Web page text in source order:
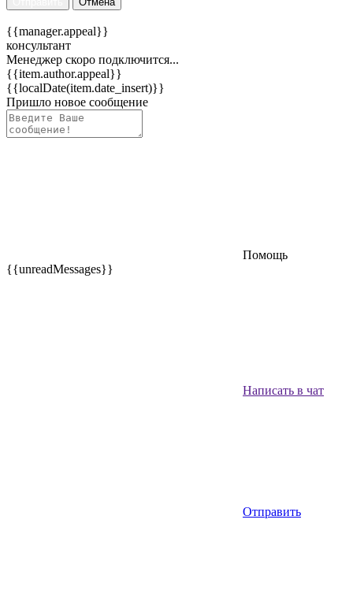
{{manager.appeal}}
консультант
Менеджер скоро подключится...
{{item.author.appeal}}
{{localDate(item.date_insert)}}
Пришло новое сообщение
Помощь
{{unreadMessages}}
Написать в чат
Отправить